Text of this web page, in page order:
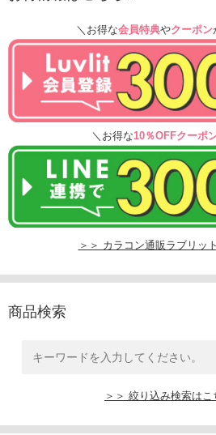
＼お得な会員特典やクーポン
＼お得な10％OFFクーポ
＞＞ カラコン通販ラブリッ
商品検索
＞＞ 絞り込み検索はこ